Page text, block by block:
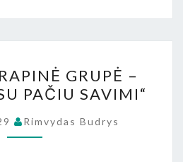
GRUPĖ
–
„SĄLYTYJE
SU
GRUPĖ –
PAČIU SAVIMI“
Rimvydas Budrys